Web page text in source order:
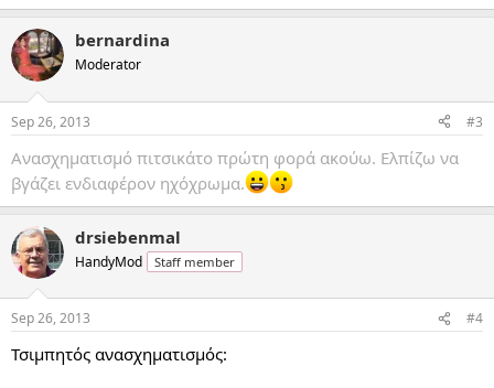
bernardina
Moderator
Sep 26, 2013 #3
Ανασχηματισμό πιτσικάτο πρώτη φορά ακούω. Ελπίζω να
βγάζει ενδιαφέρον ηχόχρωμα.
drsiebenmal
HandyMod Staff member
Sep 26, 2013 #4
Τσιμπητός ανασχηματισμός: